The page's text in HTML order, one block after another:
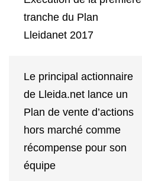
tranche du Plan
Lleidanet 2017
Le principal actionnaire
de Lleida.net lance un
Plan de vente d’actions
hors marché comme
récompense pour son
équipe